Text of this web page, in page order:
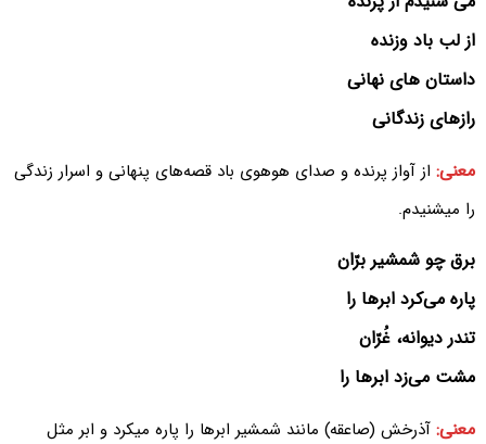
از لب باد وزنده
داستان های نهانی
رازهای زندگانی
معنی: از آواز پرنده و صدای هوهوی باد قصه‌های پنهانی و اسرار زندگی
را میشنیدم.
برق چو شمشیر برّان
پاره می‌کرد ابرها را
تندر دیوانه، غُرّان
مشت می‌زد ابرها را
معنی: آذرخش (صاعقه) مانند شمشیر ابرها را پاره میکرد و ابر مثل